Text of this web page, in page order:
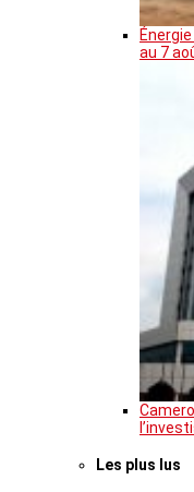
au 7
Les plus lus